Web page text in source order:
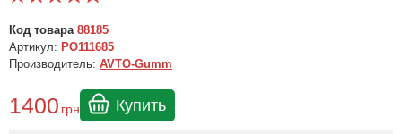
Код товара 88185
Артикул: PO111685
Производитель: AVTO-Gumm
1400 грн Купить